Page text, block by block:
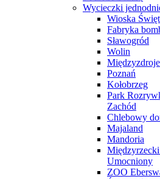
Wycieczki
Wioska
Fabryka
Sławogród
Wolin
Międzyzdroje
Poznań
Kołobrzeg
Park
Zachód
Chlebowy
Majaland
Mandoria
Umocniony
ZOO